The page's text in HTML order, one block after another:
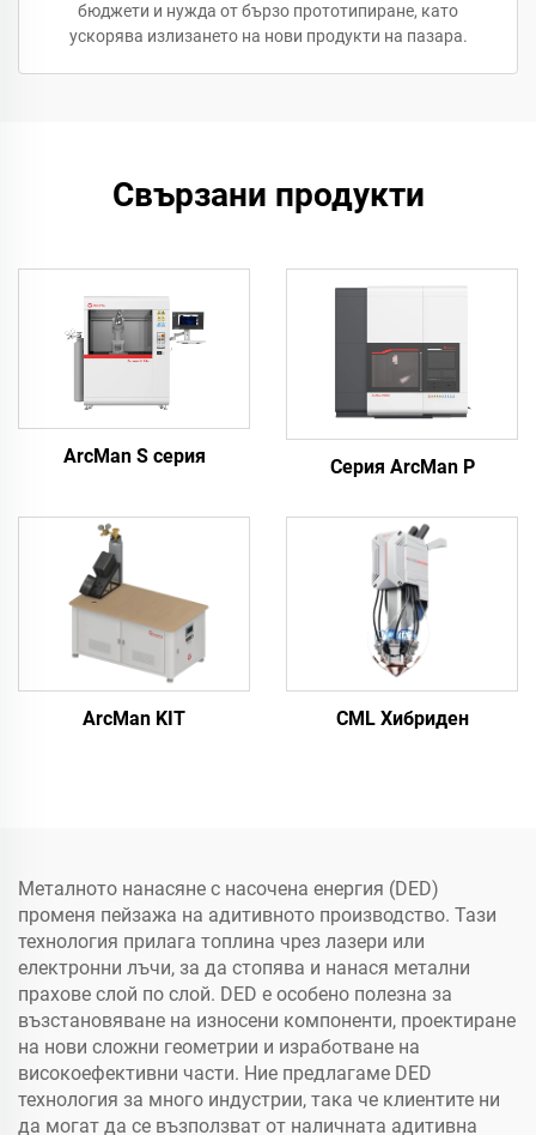
бюджети и нужда от бързо прототипиране, като
ускорява излизането на нови продукти на пазара.
Свързани продукти
ArcMan S серия Серия ArcMan P
ArcMan KIT CML Хибриден
Металното нанасяне с насочена енергия (DED)
променя пейзажа на адитивното производство. Тази
технология прилага топлина чрез лазери или
електронни лъчи, за да стопява и нанася метални
прахове слой по слой. DED е особено полезна за
възстановяване на износени компоненти, проектиране
на нови сложни геометрии и изработване на
високоефективни части. Ние предлагаме DED
технология за много индустрии, така че клиентите ни
да могат да се възползват от наличната адитивна